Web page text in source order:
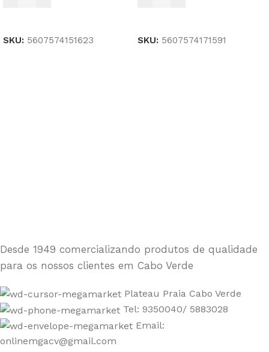
SKU: 5607574151623 SKU: 5607574171591
Desde 1949 comercializando produtos de qualidade
para os nossos clientes em Cabo Verde
Plateau Praia Cabo Verde
Tel: 9350040/ 5883028
Email:
onlinemgacv@gmail.com